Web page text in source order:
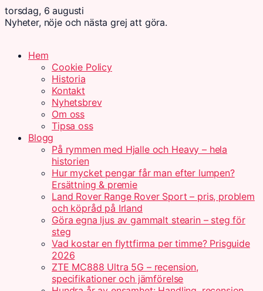
torsdag, 6 augusti
Nyheter, nöje och nästa grej att göra.
Hem
Cookie Policy
Historia
Kontakt
Nyhetsbrev
Om oss
Tipsa oss
Blogg
På rymmen med Hjalle och Heavy – hela
historien
Hur mycket pengar får man efter lumpen?
Ersättning & premie
Land Rover Range Rover Sport – pris, problem
och köpråd på Irland
Göra egna ljus av gammalt stearin – steg för
steg
Vad kostar en flyttfirma per timme? Prisguide
2026
ZTE MC888 Ultra 5G – recension,
specifikationer och jämförelse